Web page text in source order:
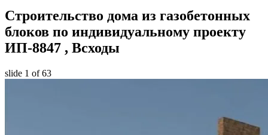
Строительство дома из газобетонных
блоков по индивидуальному проекту
ИП-8847 , Всходы
slide 1 of 63